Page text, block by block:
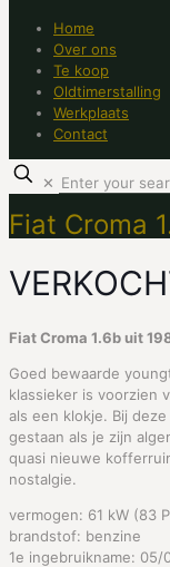
Home
Over ons
Te koop
Oldtimerstalling
Werkplaats
Contact
✕
Fiat Croma
Fiat Croma 1.6b uit
Goed bewaarde
klassieker is voorzien
als een klokje. Bij
gestaan als je zijn
quasi nieuwe
nostalgie.
vermogen: 61 kW (83
brandstof: benzine
1e ingebruikname: 05/